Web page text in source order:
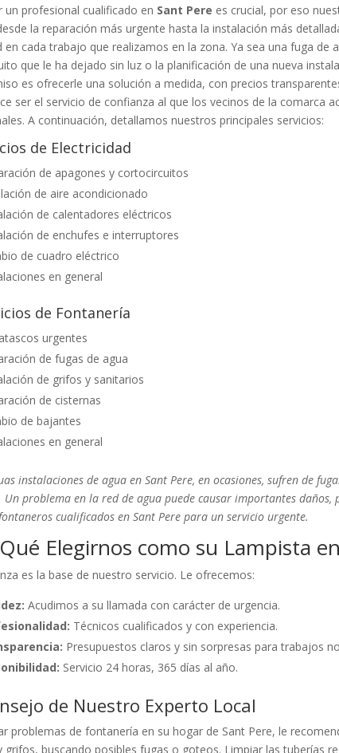
un profesional cualificado en Sant Pere es crucial, por eso
la reparación más urgente hasta la instalación más
en cada trabajo que realizamos en la zona. Ya sea una fuga de
que le ha dejado sin luz o la planificación de una nueva
es ofrecerle una solución a medida, con precios
ser el servicio de confianza al que los vecinos de la comarca
A continuación, detallamos nuestros principales servicios:
de Electricidad
de apagones y cortocircuitos
de aire acondicionado
de calentadores eléctricos
de enchufes e interruptores
de cuadro eléctrico
en general
de Fontanería
urgentes
de fugas de agua
de grifos y sanitarios
de cisternas
de bajantes
en general
instalaciones de agua en Sant Pere, en ocasiones, sufren de
Un problema en la red de agua puede causar importantes
cualificados en Sant Pere para un servicio urgente.
Elegirnos como su Lampista
es la base de nuestro servicio. Le ofrecemos:
Acudimos a su llamada con carácter de urgencia.
Técnicos cualificados y con experiencia.
Presupuestos claros y sin sorpresas para trabajos
Servicio 24 horas, 365 días al año.
de Nuestro Experto Local
problemas de fontanería en su hogar de Sant Pere, le
grifos, buscando posibles fugas o goteos. Limpiar las tuberías